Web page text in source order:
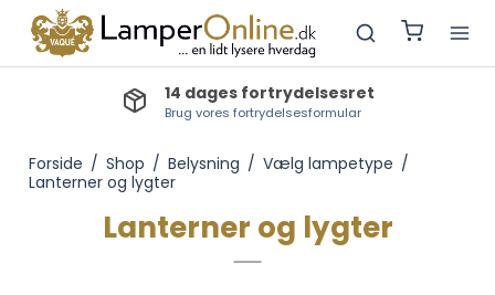
Lev.tid lagervarer: 1-2 dage
Bestillingsvarer: 3-5 dage, Produktionsvarer: 3-4 uger
Forside / Shop / Belysning / Vælg lampetype /
Lanterner og lygter
Lanterner og lygter